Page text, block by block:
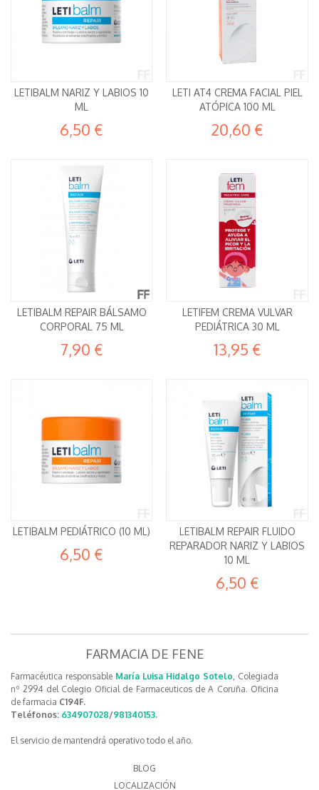
LETIBALM NARIZ Y LABIOS 10
ML
6,50 €
LETI AT4 CREMA FACIAL PIEL
ATÓPICA 100 ML
20,60 €
LETIBALM REPAIR BÁLSAMO
CORPORAL 75 ML
7,90 €
LETIFEM CREMA VULVAR
PEDIÁTRICA 30 ML
13,95 €
LETIBALM PEDIÁTRICO (10 ML)
6,50 €
LETIBALM REPAIR FLUIDO
REPARADOR NARIZ Y LABIOS
10 ML
6,50 €
FARMACIA DE FENE
Farmacéutica responsable María Luisa Hidalgo Sotelo, Colegiada
nº 2994 del Colegio Oficial de Farmaceuticos de A Coruña. Oficina
de farmacia C194F.
Teléfonos: 634907028/981340153.
El servicio de mantendrá operativo todo el año.
BLOG
LOCALIZACIÓN